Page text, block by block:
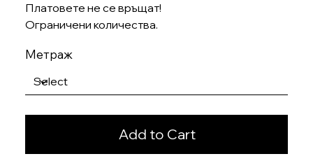
Платовете не се връщат!
Ограничени количества.
Метраж
Add to Cart